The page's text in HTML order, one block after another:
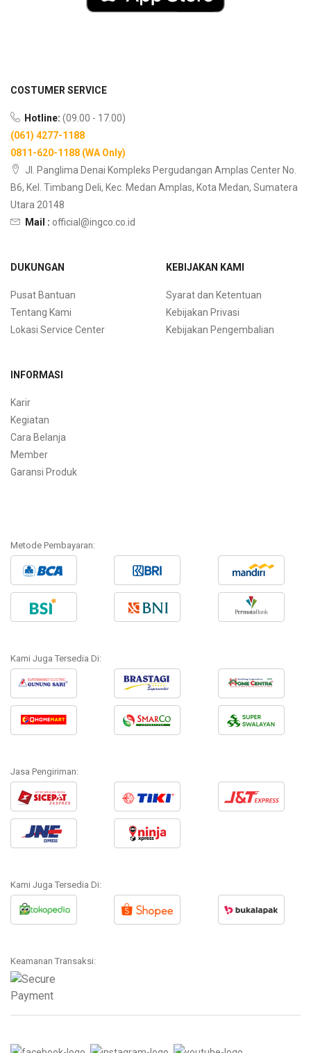
COSTUMER SERVICE
Hotline: (09.00 - 17.00)
(061) 4277-1188
0811-620-1188 (WA Only)
Jl. Panglima Denai Kompleks Pergudangan Amplas Center No.
B6, Kel. Timbang Deli, Kec. Medan Amplas, Kota Medan, Sumatera
Utara 20148
Mail : official@ingco.co.id
DUKUNGAN
Pusat Bantuan
Tentang Kami
Lokasi Service Center
KEBIJAKAN KAMI
Syarat dan Ketentuan
Kebijakan Privasi
Kebijakan Pengembalian
INFORMASI
Karir
Kegiatan
Cara Belanja
Member
Garansi Produk
Metode Pembayaran:
Kami Juga Tersedia Di:
Jasa Pengiriman:
Kami Juga Tersedia Di:
Keamanan Transaksi: